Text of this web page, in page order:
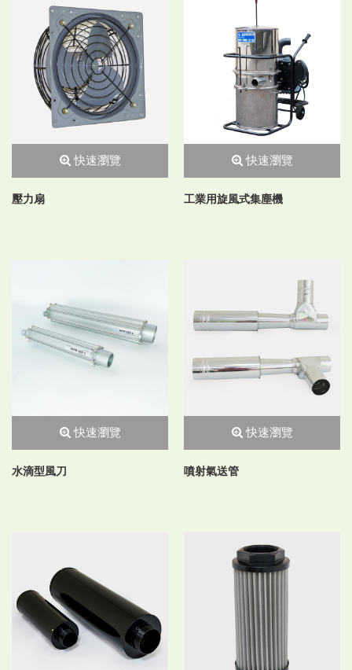
快速瀏覽
壓力扇
快速瀏覽
工業用旋風式集塵機
快速瀏覽
水滴型風刀
快速瀏覽
噴射氣送管